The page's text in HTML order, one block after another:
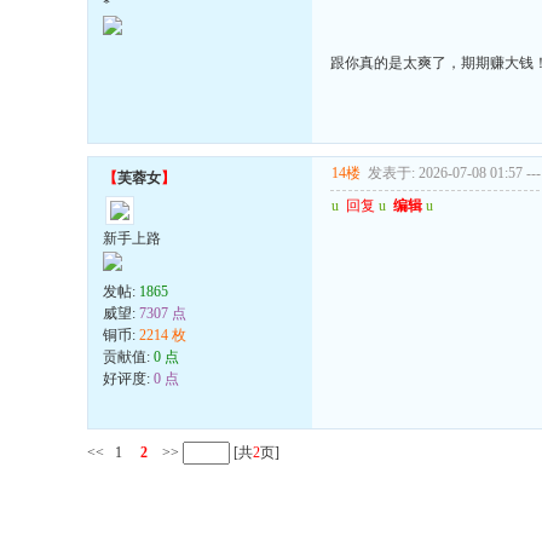
*
跟你真的是太爽了，期期赚大钱
【芙蓉女】
新手上路
发帖: 1865
威望: 7307 点
铜币: 2214 枚
贡献值: 0 点
好评度: 0 点
14楼 发表于: 2026-07-08 01:57 ---
u 回复 u 编辑 u
<< 1 2 >> [共2页]